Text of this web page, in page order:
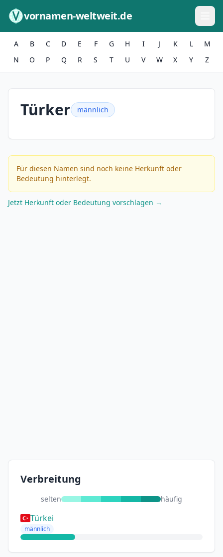
vornamen-weltweit.de
A B C D E F G H I J K L
M
N
O P Q R S T U V W X Y Z
Türker männlich
Für diesen Namen sind noch keine Herkunft oder
Bedeutung hinterlegt.
Jetzt Herkunft oder Bedeutung vorschlagen →
Verbreitung
selten häufig
Türkei
männlich